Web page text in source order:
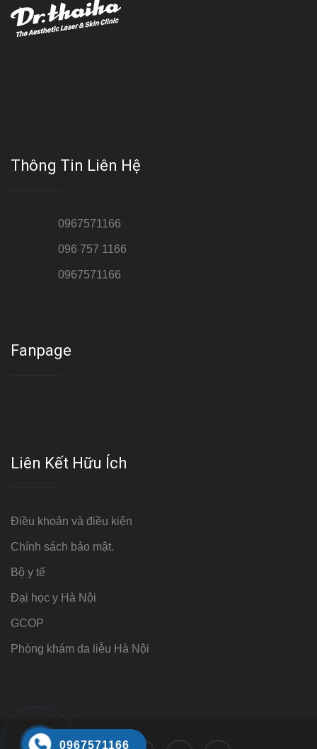
Thông Tin Liên Hệ
0967571166
096 757 1166
0967571166
Fanpage
Liên Kết Hữu Ích
Điều khoản và điều kiện
Chính sách bảo mật.
Bộ y tế
Đại học y Hà Nội
GCOP
Phòng khám da liễu Hà Nội
0967571166